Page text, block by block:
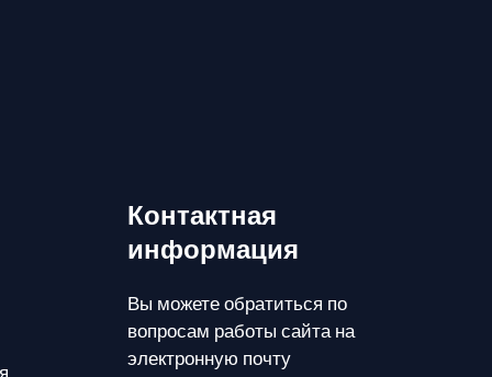
Контактная
информация
Вы можете обратиться по
вопросам работы сайта на
электронную почту